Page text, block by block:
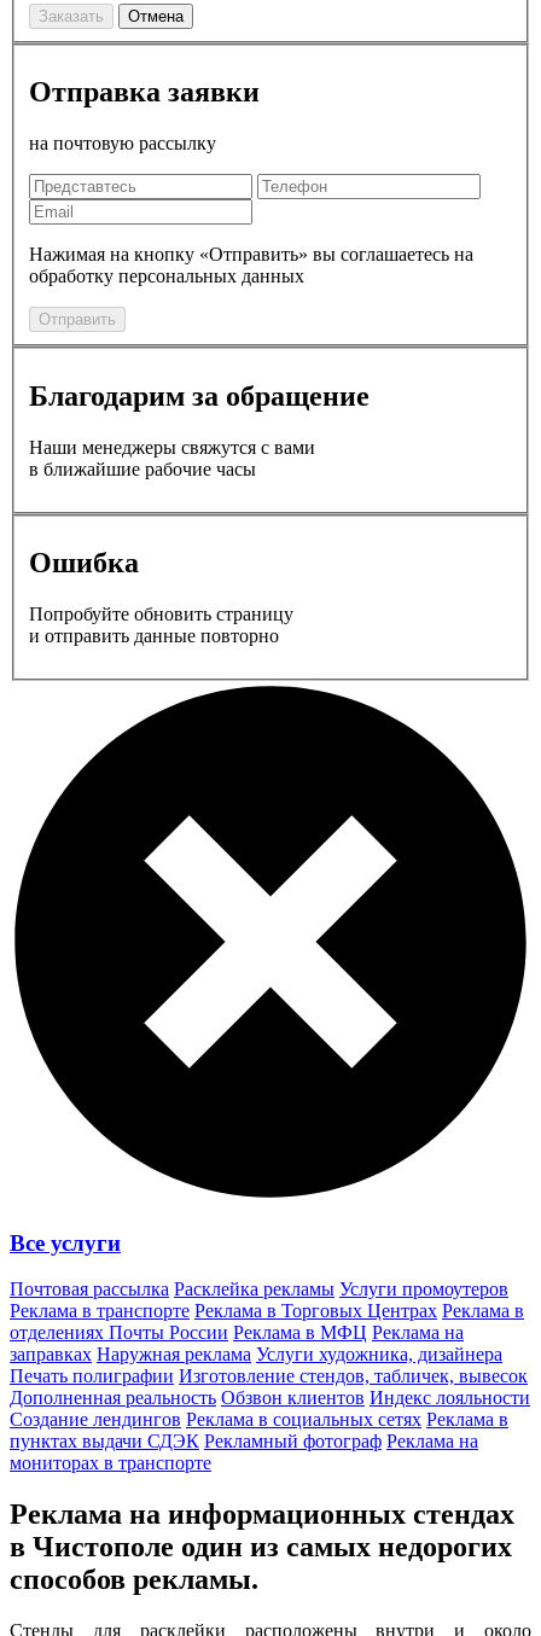
Заказать Отмена
Отправка заявки
на почтовую рассылку
Нажимая на кнопку «Отправить» вы соглашаетесь на
обработку персональных данных
Отправить
Благодарим за обращение
Наши менеджеры свяжутся с вами
в ближайшие рабочие часы
Ошибка
Попробуйте обновить страницу
и отправить данные повторно
Все услуги
Почтовая рассылка Расклейка рекламы Услуги промоутеров
Реклама в транспорте Реклама в Торговых Центрах Реклама в
отделениях Почты России Реклама в МФЦ Реклама на
заправках Наружная реклама Услуги художника, дизайнера
Печать полиграфии Изготовление стендов, табличек, вывесок
Дополненная реальность Обзвон клиентов Индекс лояльности
Создание лендингов Реклама в социальных сетях Реклама в
пунктах выдачи СДЭК Рекламный фотограф Реклама на
мониторах в транспорте
Реклама на информационных стендах
в Чистополе один из самых недорогих
способов рекламы.
Стенды для расклейки расположены внутри и около